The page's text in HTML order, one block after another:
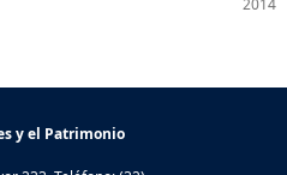
y el Patrimonio